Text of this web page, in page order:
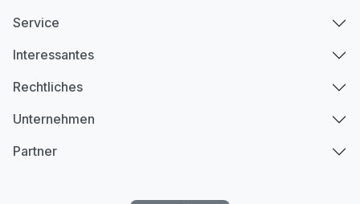
Service
Interessantes
Rechtliches
Unternehmen
Partner